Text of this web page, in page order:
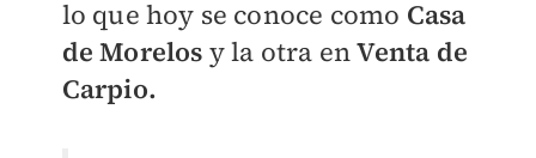
lo que hoy se conoce como Casa
de Morelos y la otra enVenta de
Carpio.